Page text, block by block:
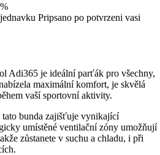
Pripsano po potvrzeni vasi
Adi365 je ideální parťák pro všechny,
maximální komfort, je skvělá
vaší sportovní aktivity.
bunda zajišťuje vynikající
umístěné ventilační zóny umožňují
zůstanete v suchu a chladu, i při